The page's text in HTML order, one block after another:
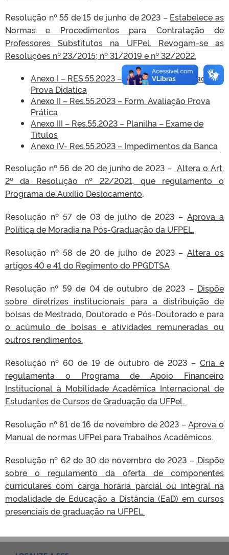
Resolução nº 55 de 15 de junho de 2023 – Estabelece as
Normas e Procedimentos para Contratação de
Professores Substitutos na UFPel. Revogam-se as
Resoluções nº 23/2015; nº 31/2019 e nº 32/2022.
Anexo I – RES.55.2023 – Formulario Avaliacao
Prova Didatica
Anexo II – Res.55.2023 – Form. Avaliação Prova
Prática
Anexo III – Res.55.2023 – Planilha – Exame de
Títulos
Anexo IV- Res.55.2023 – Impedimentos da Banca
Resolução nº 56 de 20 de junho de 2023 – Altera o Art.
2º da Resolução nº 22/2021, que regulamento o
Programa de Auxílio Deslocamento.
Resolução nº 57 de 03 de julho de 2023 –Aprova a
Política de Moradia na Pós-Graduação da UFPEL.
Resolução nº 58 de 20 de julho de 2023 –Altera os
artigos 40 e 41 do Regimento do PPGDTSA
Resolução nº 59 de 04 de outubro de 2023 – Dispõe
sobre diretrizes institucionais para a distribuição de
bolsas de Mestrado, Doutorado e Pós-Doutorado e para
o acúmulo de bolsas e atividades remuneradas ou
outros rendimentos.​
Resolução nº 60 de 19 de outubro de 2023 – Cria e
regulamenta o Programa de Apoio Financeiro
Institucional à Mobilidade Acadêmica Internacional de
Estudantes de Cursos de Graduação da UFPel..
Resolução nº 61 de 16 de novembro de 2023 –Aprova o
Manual de normas UFPel para Trabalhos Acadêmicos.
Resolução nº 62 de 30 de novembro de 2023 – Dispõe
sobre o regulamento da oferta de componentes
curriculares com carga horária parcial ou integral na
modalidade de Educação a Distância (EaD) em cursos
presenciais de graduação na UFPEL.